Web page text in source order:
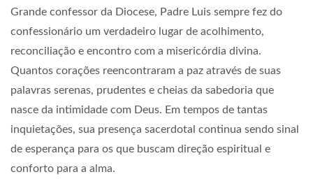
Grande confessor da Diocese, Padre Luis sempre fez do
confessionário um verdadeiro lugar de acolhimento,
reconciliação e encontro com a misericórdia divina.
Quantos corações reencontraram a paz através de suas
palavras serenas, prudentes e cheias da sabedoria que
nasce da intimidade com Deus. Em tempos de tantas
inquietações, sua presença sacerdotal continua sendo sinal
de esperança para os que buscam direção espiritual e
conforto para a alma.